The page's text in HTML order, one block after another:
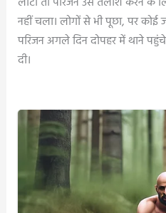
नहीं चला। लोगों से भी पूछा, पर कोई
परिजन अगले दिन दोपहर में थाने
दी।